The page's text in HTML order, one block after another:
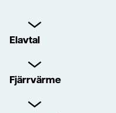
Elavtal
Fjärrvärme